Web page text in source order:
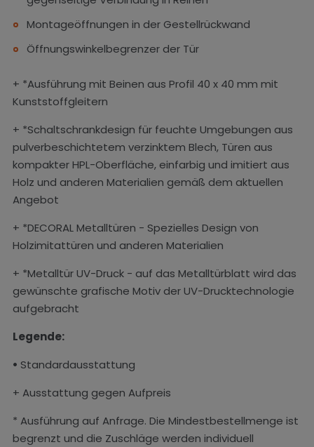
Montageöffnungen in der Gestellrückwand
Öffnungswinkelbegrenzer der Tür
+ *Ausführung mit Beinen aus Profil 40 x 40 mm mit
Kunststoffgleitern
+ *Schaltschrankdesign für feuchte Umgebungen aus
pulverbeschichtetem verzinktem Blech, Türen aus
kompakter HPL-Oberfläche, einfarbig und imitiert aus
Holz und anderen Materialien gemäß dem aktuellen
Angebot
+ *DECORAL Metalltüren - Spezielles Design von
Holzimitattüren und anderen Materialien
+ *Metalltür UV-Druck - auf das Metalltürblatt wird das
gewünschte grafische Motiv der UV-Drucktechnologie
aufgebracht
Legende:
• Standardausstattung
+ Ausstattung gegen Aufpreis
* Ausführung auf Anfrage. Die Mindestbestellmenge ist
begrenzt und die Zuschläge werden individuell